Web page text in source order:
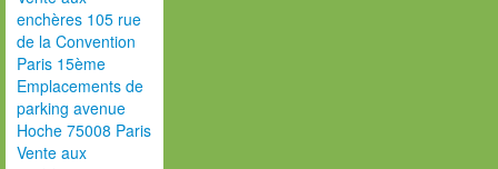
enchères 105 rue
de la Convention
Paris 15ème
Emplacements de
parking avenue
Hoche 75008 Paris
Vente aux